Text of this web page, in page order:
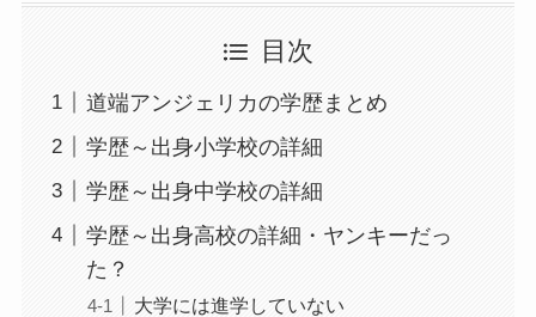
目次
道端アンジェリカの学歴まとめ
学歴～出身小学校の詳細
学歴～出身中学校の詳細
学歴～出身高校の詳細・ヤンキーだっ
た？
大学には進学していない